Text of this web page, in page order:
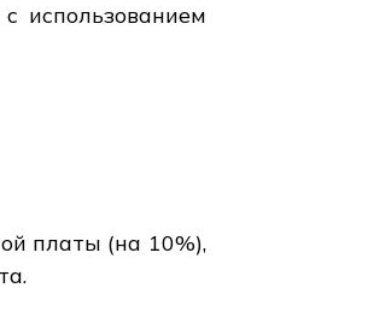
использованием
платы (на 10%),